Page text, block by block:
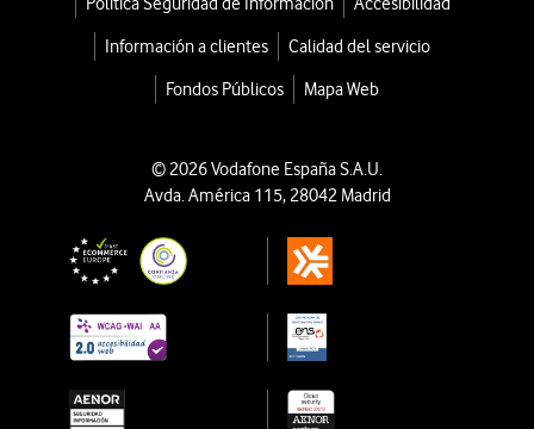
Información a clientes
Calidad del servicio
Fondos Públicos
Mapa Web
© 2026 Vodafone España S.A.U.
Avda. América 115, 28042 Madrid